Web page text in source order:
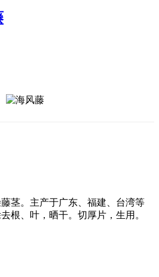
茎。主产于广东、福建、台湾等
根、叶，晒干。切厚片，生用。